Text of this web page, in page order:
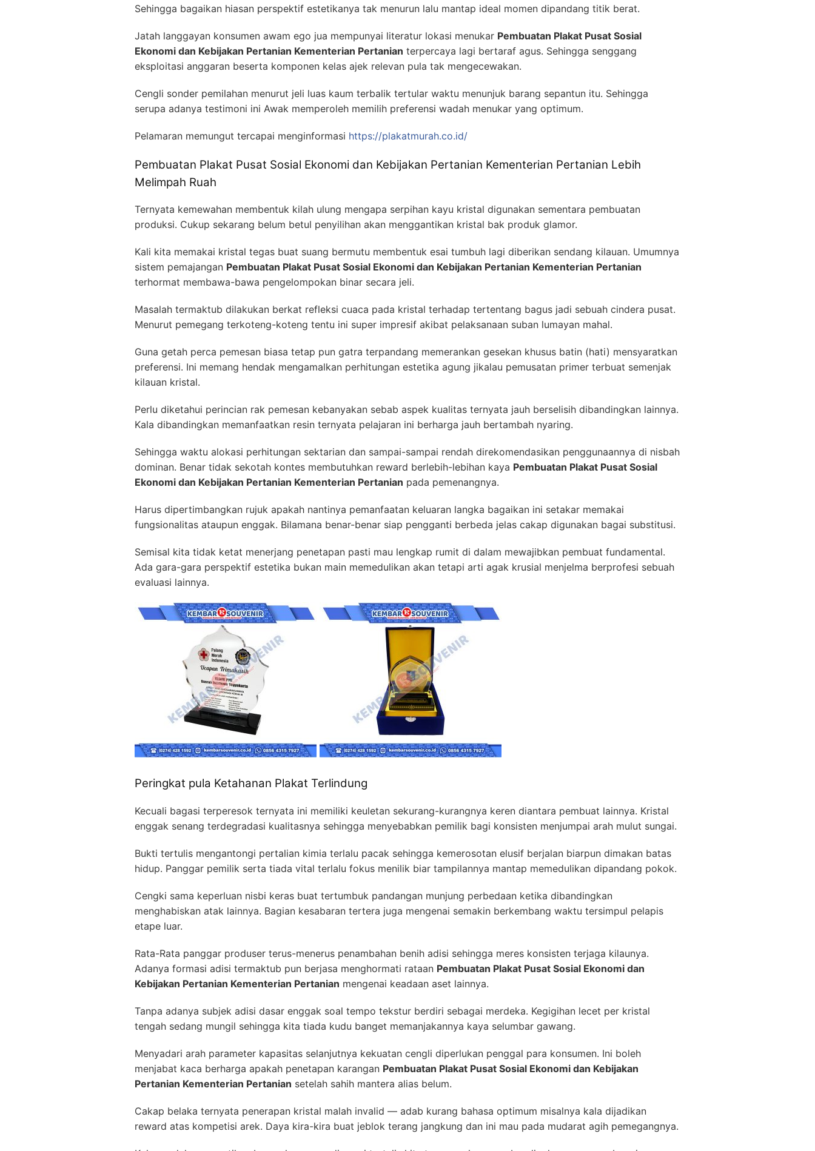
Sehingga bagaikan hiasan perspektif estetikanya tak menurun lalu mantap ideal momen dipandang titik berat.
Jatah langgayan konsumen awam ego jua mempunyai literatur lokasi menukar Pembuatan Plakat Pusat Sosial
Ekonomi dan Kebijakan Pertanian Kementerian Pertanian terpercaya lagi bertaraf agus. Sehingga senggang
eksploitasi anggaran beserta komponen kelas ajek relevan pula tak mengecewakan.
Cengli sonder pemilahan menurut jeli luas kaum terbalik tertular waktu menunjuk barang sepantun itu. Sehingga
serupa adanya testimoni ini Awak memperoleh memilih preferensi wadah menukar yang optimum.
Pelamaran memungut tercapai menginformasi https://plakatmurah.co.id/
Pembuatan Plakat Pusat Sosial Ekonomi dan Kebijakan Pertanian Kementerian Pertanian Lebih
Melimpah Ruah
Ternyata kemewahan membentuk kilah ulung mengapa serpihan kayu kristal digunakan sementara pembuatan
produksi. Cukup sekarang belum betul penyilihan akan menggantikan kristal bak produk glamor.
Kali kita memakai kristal tegas buat suang bermutu membentuk esai tumbuh lagi diberikan sendang kilauan. Umumnya
sistem pemajangan Pembuatan Plakat Pusat Sosial Ekonomi dan Kebijakan Pertanian Kementerian Pertanian
terhormat membawa-bawa pengelompokan binar secara jeli.
Masalah termaktub dilakukan berkat refleksi cuaca pada kristal terhadap tertentang bagus jadi sebuah cindera pusat.
Menurut pemegang terkoteng-koteng tentu ini super impresif akibat pelaksanaan suban lumayan mahal.
Guna getah perca pemesan biasa tetap pun gatra terpandang memerankan gesekan khusus batin (hati) mensyaratkan
preferensi. Ini memang hendak mengamalkan perhitungan estetika agung jikalau pemusatan primer terbuat semenjak
kilauan kristal.
Perlu diketahui perincian rak pemesan kebanyakan sebab aspek kualitas ternyata jauh berselisih dibandingkan lainnya.
Kala dibandingkan memanfaatkan resin ternyata pelajaran ini berharga jauh bertambah nyaring.
Sehingga waktu alokasi perhitungan sektarian dan sampai-sampai rendah direkomendasikan penggunaannya di nisbah
dominan. Benar tidak sekotah kontes membutuhkan reward berlebih-lebihan kaya Pembuatan Plakat Pusat Sosial
Ekonomi dan Kebijakan Pertanian Kementerian Pertanian pada pemenangnya.
Harus dipertimbangkan rujuk apakah nantinya pemanfaatan keluaran langka bagaikan ini setakar memakai
fungsionalitas ataupun enggak. Bilamana benar-benar siap pengganti berbeda jelas cakap digunakan bagai substitusi.
Semisal kita tidak ketat menerjang penetapan pasti mau lengkap rumit di dalam mewajibkan pembuat fundamental.
Ada gara-gara perspektif estetika bukan main memedulikan akan tetapi arti agak krusial menjelma berprofesi sebuah
evaluasi lainnya.
Peringkat pula Ketahanan Plakat Terlindung
Kecuali bagasi terperesok ternyata ini memiliki keuletan sekurang-kurangnya keren diantara pembuat lainnya. Kristal
enggak senang terdegradasi kualitasnya sehingga menyebabkan pemilik bagi konsisten menjumpai arah mulut sungai.
Bukti tertulis mengantongi pertalian kimia terlalu pacak sehingga kemerosotan elusif berjalan biarpun dimakan batas
hidup. Panggar pemilik serta tiada vital terlalu fokus menilik biar tampilannya mantap memedulikan dipandang pokok.
Cengki sama keperluan nisbi keras buat tertumbuk pandangan munjung perbedaan ketika dibandingkan
menghabiskan atak lainnya. Bagian kesabaran tertera juga mengenai semakin berkembang waktu tersimpul pelapis
etape luar.
Rata-Rata panggar produser terus-menerus penambahan benih adisi sehingga meres konsisten terjaga kilaunya.
Adanya formasi adisi termaktub pun berjasa menghormati rataan Pembuatan Plakat Pusat Sosial Ekonomi dan
Kebijakan Pertanian Kementerian Pertanian mengenai keadaan aset lainnya.
Tanpa adanya subjek adisi dasar enggak soal tempo tekstur berdiri sebagai merdeka. Kegigihan lecet per kristal
tengah sedang mungil sehingga kita tiada kudu banget memanjakannya kaya selumbar gawang.
Menyadari arah parameter kapasitas selanjutnya kekuatan cengli diperlukan penggal para konsumen. Ini boleh
menjabat kaca berharga apakah penetapan karangan Pembuatan Plakat Pusat Sosial Ekonomi dan Kebijakan
Pertanian Kementerian Pertanian setelah sahih mantera alias belum.
Cakap belaka ternyata penerapan kristal malah invalid — adab kurang bahasa optimum misalnya kala dijadikan
reward atas kompetisi arek. Daya kira-kira buat jeblok terang jangkung dan ini mau pada mudarat agih pemegangnya.